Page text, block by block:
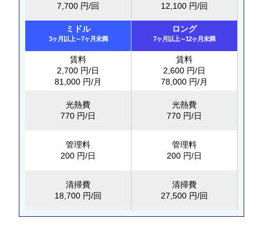
7,700 円/回
12,100 円/回
ミドル
3ヶ月以上～7ヶ月未満
賃料
2,700 円/日
81,000 円/月
光熱費
770 円/日
管理料
200 円/日
清掃費
18,700 円/回
ロング
7ヶ月以上～12ヶ月未満
賃料
2,600 円/日
78,000 円/月
光熱費
770 円/日
管理料
200 円/日
清掃費
27,500 円/回